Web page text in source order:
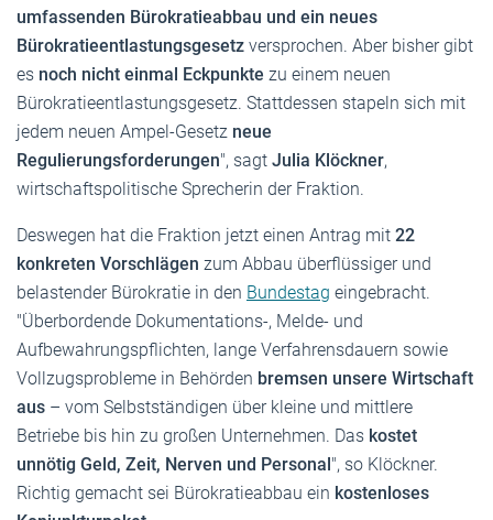
umfassenden Bürokratieabbau und ein neues
Bürokratieentlastungsgesetz versprochen. Aber bisher gibt
es noch nicht einmal Eckpunkte zu einem neuen
Bürokratieentlastungsgesetz. Stattdessen stapeln sich mit
jedem neuen Ampel-Gesetz neue
Regulierungsforderungen", sagt Julia Klöckner,
wirtschaftspolitische Sprecherin der Fraktion.
Deswegen hat die Fraktion jetzt einen Antrag mit 22
konkreten Vorschlägen zum Abbau überflüssiger und
belastender Bürokratie in den Bundestag eingebracht.
"Überbordende Dokumentations-, Melde- und
Aufbewahrungspflichten, lange Verfahrensdauern sowie
Vollzugsprobleme in Behörden bremsen unsere Wirtschaft
aus – vom Selbstständigen über kleine und mittlere
Betriebe bis hin zu großen Unternehmen. Das kostet
unnötig Geld, Zeit, Nerven und Personal", so Klöckner.
Richtig gemacht sei Bürokratieabbau ein kostenloses